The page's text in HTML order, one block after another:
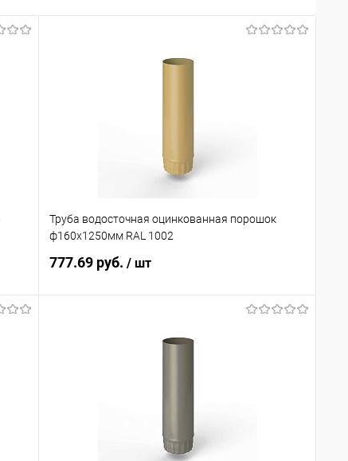
Труба водосточная оцинкованная порошок
ф160х1250мм RAL 1002
777.69 руб. / шт